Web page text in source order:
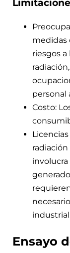
medidas
riesgos a
personal
Costo:
Ensayo